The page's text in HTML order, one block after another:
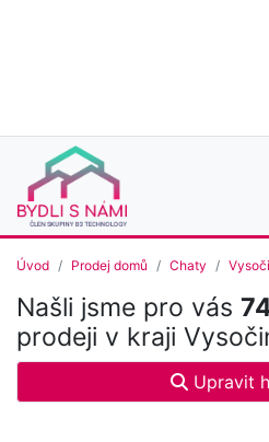
Úvod Prodej domů Chaty
Našli jsme pro vás
prodeji v kraji
Upravit